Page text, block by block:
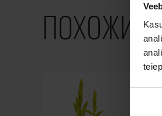
ПОХОЖИЕ